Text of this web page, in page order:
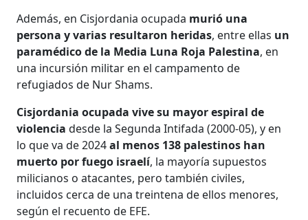
Además, en Cisjordania ocupada murió una
persona y varias resultaron heridas, entre ellas un
paramédico de la Media Luna Roja Palestina, en
una incursión militar en el campamento de
refugiados de Nur Shams.
Cisjordania ocupada vive su mayor espiral de
violenciadesde la Segunda Intifada (2000-05), y en
lo que va de 2024al menos 138 palestinos han
muerto por fuego israelí, la mayoría supuestos
milicianos o atacantes, pero también civiles,
incluidos cerca de una treintena de ellos menores,
según el recuento de EFE.